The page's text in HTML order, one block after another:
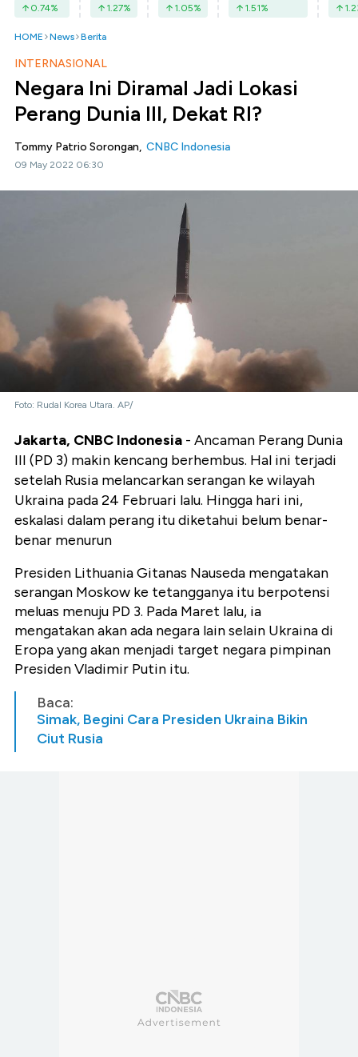
0.74% 1.27% 1.05% 1.51%
HOME News Berita
INTERNASIONAL
Negara Ini Diramal Jadi Lokasi
Perang Dunia III, Dekat RI?
Tommy Patrio Sorongan, CNBC Indonesia
09 May 2022 06:30
Foto: Rudal Korea Utara. AP/
Jakarta, CNBC Indonesia - Ancaman Perang Dunia
III (PD 3) makin kencang berhembus. Hal ini terjadi
setelah Rusia melancarkan serangan ke wilayah
Ukraina pada 24 Februari lalu. Hingga hari ini,
eskalasi dalam perang itu diketahui belum benar-
benar menurun
Presiden Lithuania Gitanas Nauseda mengatakan
serangan Moskow ke tetangganya itu berpotensi
meluas menuju PD 3. Pada Maret lalu, ia
mengatakan akan ada negara lain selain Ukraina di
Eropa yang akan menjadi target negara pimpinan
Presiden Vladimir Putin itu.
Baca:
Simak, Begini Cara Presiden Ukraina Bikin
Ciut Rusia